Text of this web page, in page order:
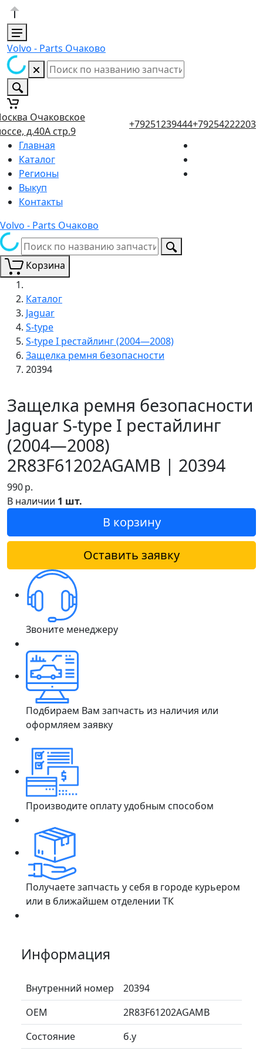
Volvo - Parts Очаково
Очаковское
д.40А стр.9
+79251239444+79254222203
Главная
Каталог
Регионы
Выкуп
Контакты
Volvo - Parts Очаково
Корзина
Каталог
Jaguar
S-type
S-type I рестайлинг (2004—2008)
Защелка ремня безопасности
20394
Защелка ремня безопасности
Jaguar S-type I рестайлинг
(2004—2008)
2R83F61202AGAMB | 20394
990р.
В наличии 1 шт.
В корзину
Оставить заявку
Звоните менеджеру
Подбираем Вам запчасть из наличия или
оформляем заявку
Производите оплату удобным способом
Получаете запчасть у себя в городе курьером
или в ближайшем отделении ТК
Информация
Внутренний номер
20394
ОЕМ
2R83F61202AGAMB
Состояние
б.у